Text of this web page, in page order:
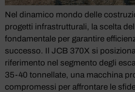
Nel dinamico mondo delle
progetti infrastrutturali, la scelta
fondamentale per garantire
successo. Il JCB 370X si
riferimento nel segmento degli
35-40 tonnellate, una macchina
compromessi per affrontare le